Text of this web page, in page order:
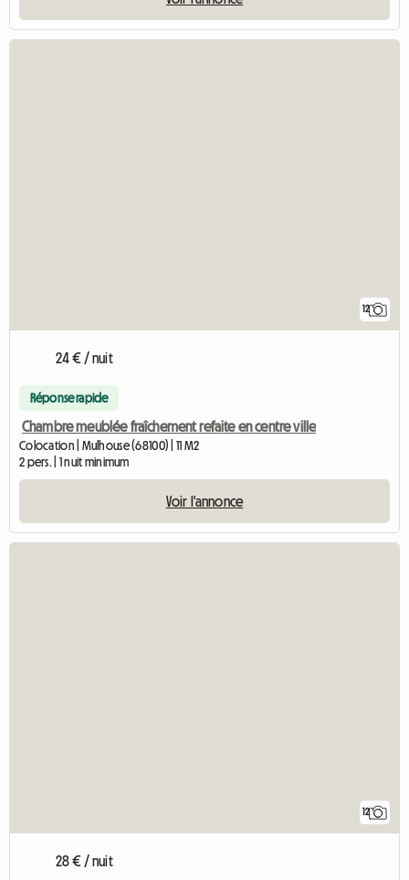
12
24 € / nuit
Réponse rapide
Chambre meublée fraîchement refaite en centre ville
Colocation | Mulhouse (68100) | 11 M2
2 pers. | 1 nuit minimum
Voir l'annonce
12
28 € / nuit